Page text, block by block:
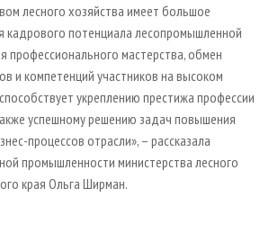
лесного хозяйства имеет большое
кадрового потенциала лесопромышленной
профессионального мастерства, обмен
и компетенций участников на высоком
укреплению престижа профессии
успешному решению задач повышения
процессов отрасли», – рассказала
промышленности министерства лесного
края Ольга Ширман.